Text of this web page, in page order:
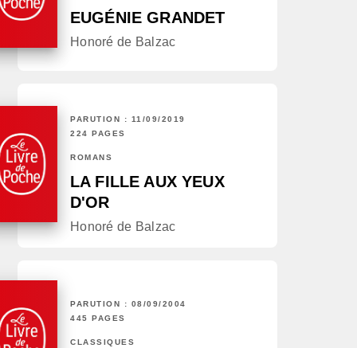
EUGÉNIE GRANDET
Honoré de Balzac
PARUTION : 11/09/2019
224 PAGES
ROMANS
LA FILLE AUX YEUX
D'OR
Honoré de Balzac
PARUTION : 08/09/2004
445 PAGES
CLASSIQUES